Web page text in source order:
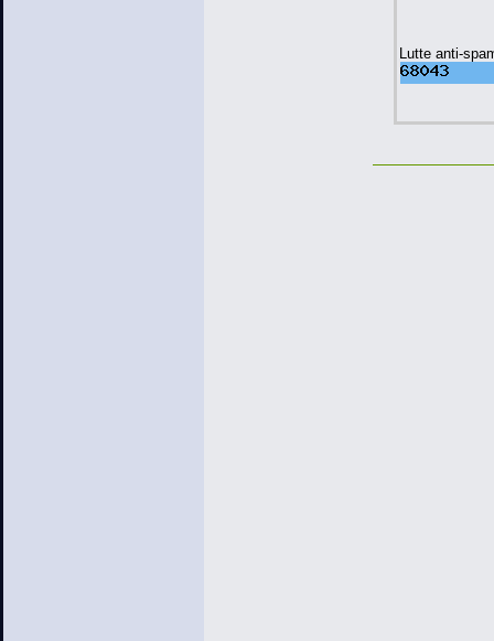
Lutte anti-